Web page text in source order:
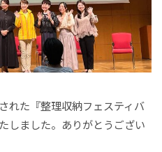
た『整理収納フェスティバ
しました。ありがとうござい